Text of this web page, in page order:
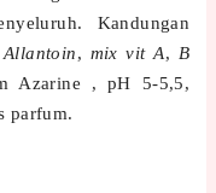
Kandungan
Allantoin, mix vit A, B
Azarine , pH 5-5,5,
parfum.